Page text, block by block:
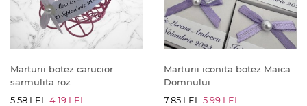
Marturii botez carucior
sarmulita roz
5.58 LEI 4.19 LEI
Marturii iconita botez Maica
Domnului
7.85 LEI 5.99 LEI